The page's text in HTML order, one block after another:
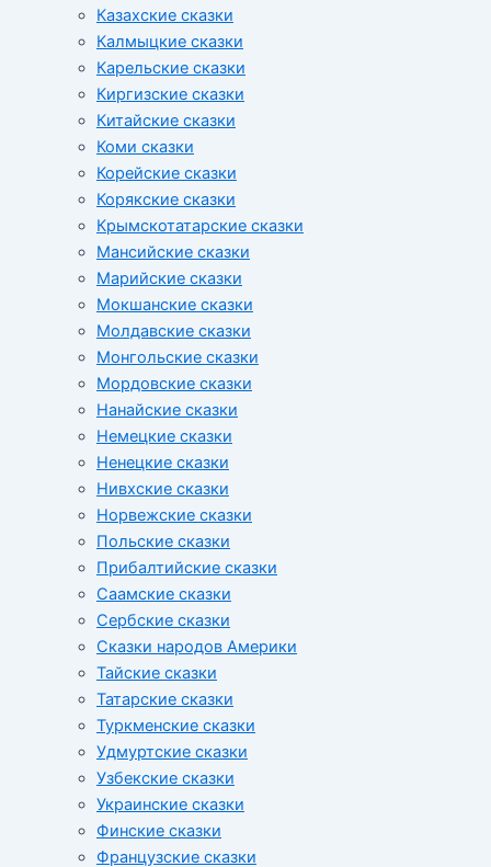
Казахские сказки
Калмыцкие сказки
Карельские сказки
Киргизские сказки
Китайские сказки
Коми сказки
Корейские сказки
Корякские сказки
Крымскотатарские сказки
Мансийские сказки
Марийские сказки
Мокшанские сказки
Молдавские сказки
Монгольские сказки
Мордовские сказки
Нанайские сказки
Немецкие сказки
Ненецкие сказки
Нивхские сказки
Норвежские сказки
Польские сказки
Прибалтийские сказки
Cаамские сказки
Сербские сказки
Сказки народов Америки
Тайские сказки
Татарские сказки
Туркменские сказки
Удмуртские сказки
Узбекские сказки
Украинские сказки
Финские сказки
Французские сказки